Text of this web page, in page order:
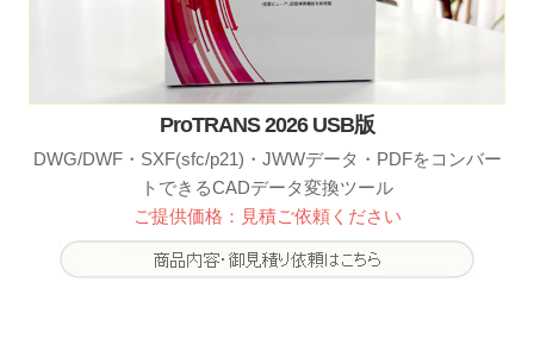
ProTRANS 2026 USB版
DWG/DWF・SXF(sfc/p21)・JWWデータ・PDFをコンバー
トできるCADデータ変換ツール
ご提供価格：見積ご依頼ください